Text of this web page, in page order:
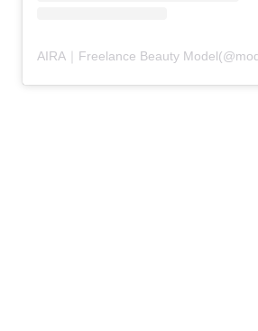
AIRA｜Freelance Beauty